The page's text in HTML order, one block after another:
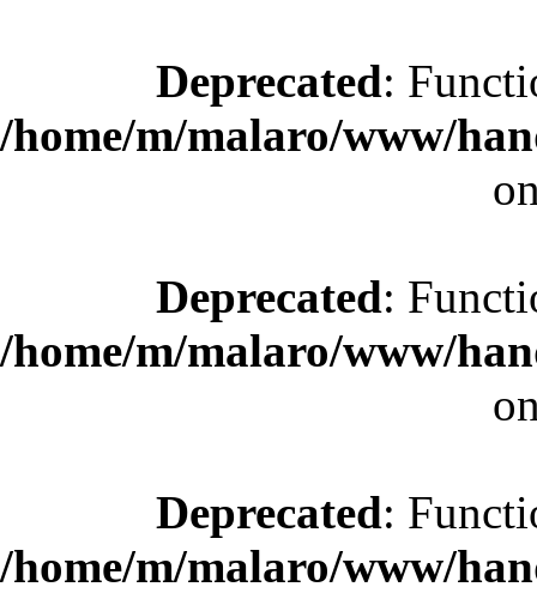
Deprecated:
/home/m/malaro/www/
Deprecated:
/home/m/malaro/www/
Deprecated:
/home/m/malaro/www/